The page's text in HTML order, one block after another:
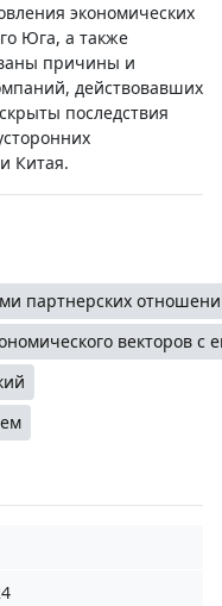
экономических
Юга, а также
причины и
действовавших
последствия
Китая.
партнерских
векторов с